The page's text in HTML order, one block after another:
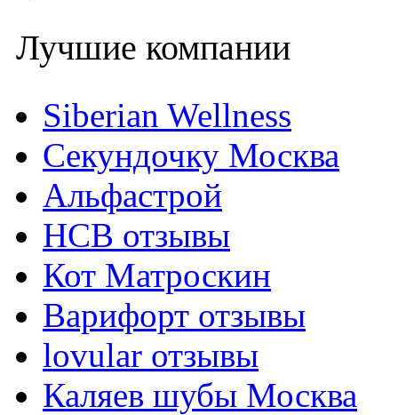
Лучшие компании
Siberian Wellness
Секундочку Москва
Альфастрой
НСВ отзывы
Кот Матроскин
Варифорт отзывы
lovular отзывы
Каляев шубы Москва